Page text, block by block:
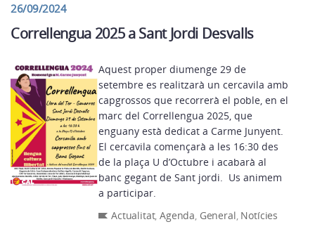
26/09/2024
Correllengua 2025 a Sant Jordi Desvalls
Aquest proper diumenge 29 de
setembre es realitzarà un cercavila amb
capgrossos que recorrerà el poble, en el
marc del Correllengua 2025, que
enguany està dedicat a Carme Junyent.
El cercavila començarà a les 16:30 des
de la plaça U d’Octubre i acabarà al
banc gegant de Sant jordi. Us animem
a participar.
Actualitat,Agenda, General, Notícies